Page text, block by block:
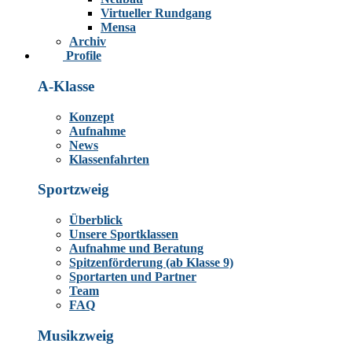
Virtueller Rundgang
Mensa
Archiv
Profile
A-Klasse
Konzept
Aufnahme
News
Klassenfahrten
Sportzweig
Überblick
Unsere Sportklassen
Aufnahme und Beratung
Spitzenförderung (ab Klasse 9)
Sportarten und Partner
Team
FAQ
Musikzweig